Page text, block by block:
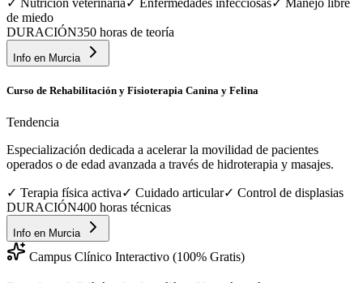
de miedo
DURACIÓN350 horas de teoría
Info en Murcia
Curso de Rehabilitación y Fisioterapia Canina y Felina
Tendencia
Especialización dedicada a acelerar la movilidad de pacientes
operados o de edad avanzada a través de hidroterapia y masajes.
✓ Terapia física activa✓ Cuidado articular✓ Control de displasias
DURACIÓN400 horas técnicas
Info en Murcia
Campus Clínico Interactivo (100% Gratis)